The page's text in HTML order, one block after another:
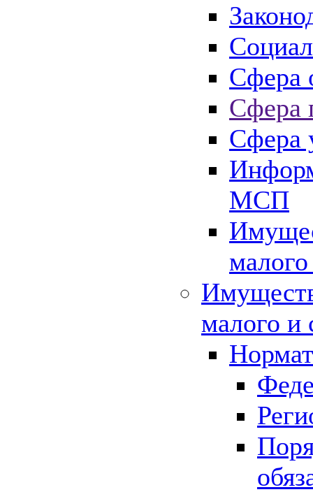
Сфера
Сфера
Сфера
МСП
малого и